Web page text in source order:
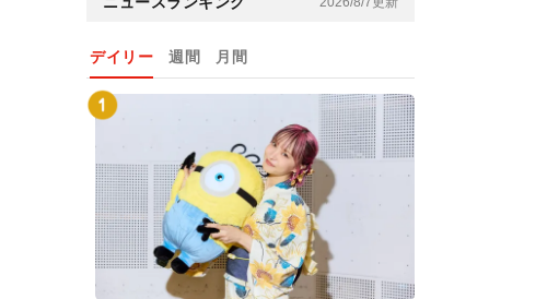
デイリー 週間 月間